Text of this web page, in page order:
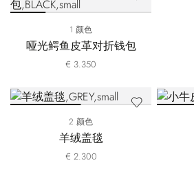
1 颜色
哑光鳄鱼皮革对折钱包
€ 3.350
2 颜色
羊绒盖毯
€ 2.300